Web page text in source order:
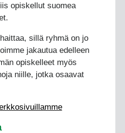
opiskellut suomea
sillä ryhmä on jo
jakautua edelleen
opiskelleet myös
niille, jotka osaavat